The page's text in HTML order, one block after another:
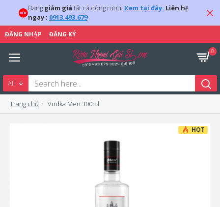
Đang giảm giá tất cả dòng rượu. Xem tại đây. Liên hệ
ngay : 0913.493.679
ĐĂNG NHẬP ĐĂNG KÝ
0
All
Trang chủ Vodka Men 300ml
HOT